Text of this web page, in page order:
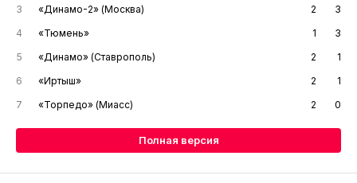
3
«Динамо-2» (Москва) 2
3
4
«Тюмень» 1
3
5
«Динамо» (Ставрополь) 2
1
6
«Иртыш» 2
1
7
«Торпедо» (Миасс) 2 0
Полная версия